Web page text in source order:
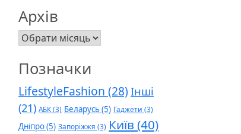
Архів
Архів
Позначки
LifestyleFashion (28) Інші
(21) АБК(3) Беларусь(5) Гаджети (3)
Дніпро(5) Запоріжжя (3) Київ (40)